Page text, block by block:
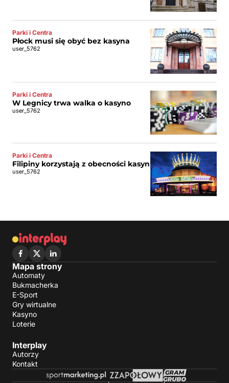
Parki i Centra
Płock musi się obyć bez kasyna
user_5762
Parki i Centra
W Legnicy trwa walka o kasyno
user_5762
Parki i Centra
Filipiny korzystają z obecności kasyn
user_5762
Mapa strony
Automaty
Bukmacherka
E-Sport
Gry wirtualne
Kasyno
Loterie
Interplay
Autorzy
Kontakt